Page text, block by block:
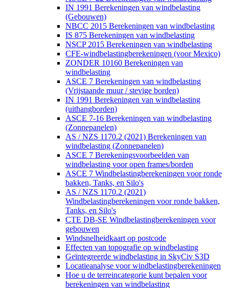
IN 1991 Berekeningen van windbelasting
(Gebouwen)
NBCC 2015 Berekeningen van windbelasting
IS 875 Berekeningen van windbelasting
NSCP 2015 Berekeningen van windbelasting
CFE-windbelastingberekeningen (voor Mexico)
ZONDER 10160 Berekeningen van
windbelasting
ASCE 7 Berekeningen van windbelasting
(Vrijstaande muur / stevige borden)
IN 1991 Berekeningen van windbelasting
(uithangborden)
ASCE 7-16 Berekeningen van windbelasting
(Zonnepanelen)
AS / NZS 1170.2 (2021) Berekeningen van
windbelasting (Zonnepanelen)
ASCE 7 Berekeningsvoorbeelden van
windbelasting voor open frames/borden
ASCE 7 Windbelastingberekeningen voor ronde
bakken, Tanks, en Silo's
AS / NZS 1170.2 (2021)
Windbelastingberekeningen voor ronde bakken,
Tanks, en Silo's
CTE DB-SE Windbelastingberekeningen voor
gebouwen
Windsnelheidkaart op postcode
Effecten van topografie op windbelasting
Geïntegreerde windbelasting in SkyCiv S3D
Locatieanalyse voor windbelastingberekeningen
Hoe u de terreincategorie kunt bepalen voor
berekeningen van windbelasting